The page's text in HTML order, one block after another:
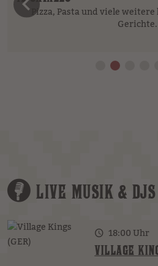
Pizza, Pasta und viele
Gerichte.
LIVE MUSIK & DJS
18:00 Uhr
VILLAGE